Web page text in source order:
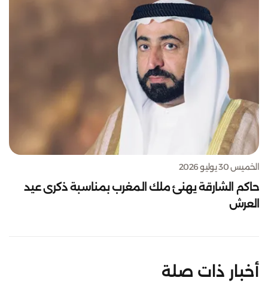
الخميس 30 يوليو 2026
حاكم الشارقة يهنئ ملك المغرب بمناسبة ذكرى عيد
العرش
أخبار ذات صلة